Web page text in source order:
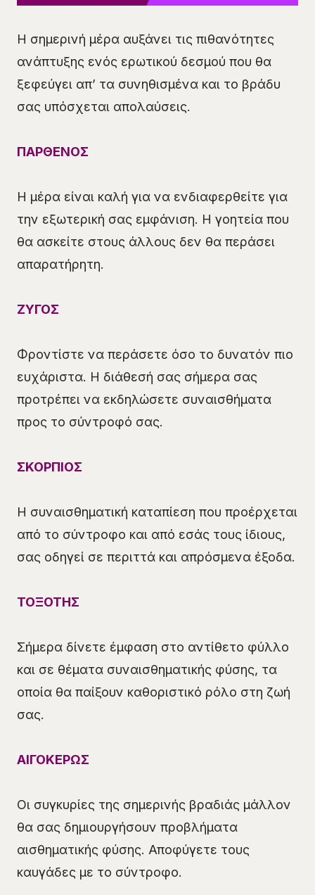
Η σημερινή μέρα αυξάνει τις πιθανότητες
ανάπτυξης ενός ερωτικού δεσμού που θα
ξεφεύγει απ’ τα συνηθισμένα και το βράδυ
σας υπόσχεται απολαύσεις.
ΠΑΡΘΕΝΟΣ
Η μέρα είναι καλή για να ενδιαφερθείτε για
την εξωτερική σας εμφάνιση. Η γοητεία που
θα ασκείτε στους άλλους δεν θα περάσει
απαρατήρητη.
ΖΥΓΟΣ
Φροντίστε να περάσετε όσο το δυνατόν πιο
ευχάριστα. Η διάθεσή σας σήμερα σας
προτρέπει να εκδηλώσετε συναισθήματα
προς το σύντροφό σας.
ΣΚΟΡΠΙΟΣ
Η συναισθηματική καταπίεση που προέρχεται
από το σύντροφο και από εσάς τους ίδιους,
σας οδηγεί σε περιττά και απρόσμενα έξοδα.
ΤΟΞΟΤΗΣ
Σήμερα δίνετε έμφαση στο αντίθετο φύλλο
και σε θέματα συναισθηματικής φύσης, τα
οποία θα παίξουν καθοριστικό ρόλο στη ζωή
σας.
ΑΙΓΟΚΕΡΩΣ
Οι συγκυρίες της σημερινής βραδιάς μάλλον
θα σας δημιουργήσουν προβλήματα
αισθηματικής φύσης. Αποφύγετε τους
καυγάδες με το σύντροφο.